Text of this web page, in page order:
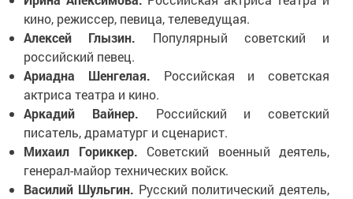
кино, режиссер, певица, телеведущая.
Алексей Глызин. Популярный советский и
российский певец.
Ариадна Шенгелая. Российская и советская
актриса театра и кино.
Аркадий Вайнер. Российский и советский
писатель, драматург и сценарист.
Михаил Гориккер. Советский военный деятель,
генерал-майор технических войск.
Василий Шульгин. Русский политический деятель,